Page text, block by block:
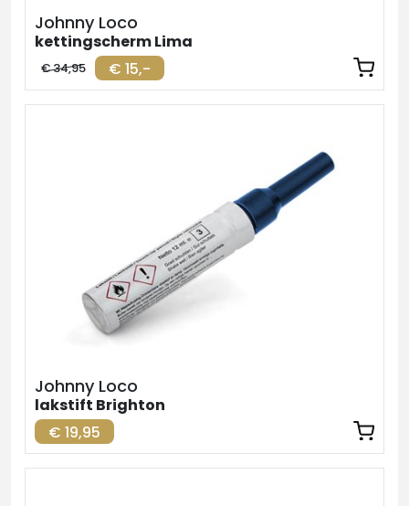
Johnny Loco
kettingscherm Lima
€ 15,-
€ 34,95
Johnny Loco
lakstift Brighton
€ 19,95